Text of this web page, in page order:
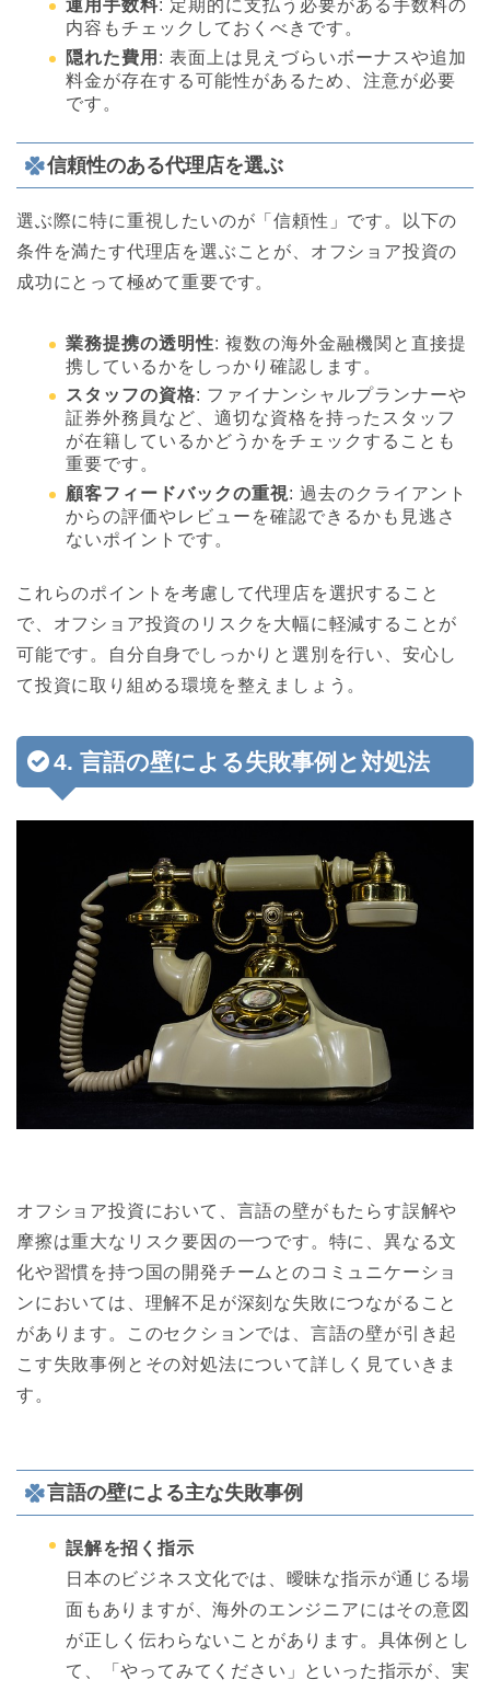
運用手数料: 定期的に支払う必要がある手数料の
内容もチェックしておくべきです。
隠れた費用 : 表面上は見えづらいボーナスや追加
料金が存在する可能性があるため、注意が必要
です。
信頼性のある代理店を選ぶ
選ぶ際に特に重視したいのが「信頼性」です。以下の
条件を満たす代理店を選ぶことが、オフショア投資の
成功にとって極めて重要です。
業務提携の透明性: 複数の海外金融機関と直接提
携しているかをしっかり確認します。
スタッフの資格: ファイナンシャルプランナーや
証券外務員など、適切な資格を持ったスタッフ
が在籍しているかどうかをチェックすることも
重要です。
顧客フィードバックの重視: 過去のクライアント
からの評価やレビューを確認できるかも見逃さ
ないポイントです。
これらのポイントを考慮して代理店を選択すること
で、オフショア投資のリスクを大幅に軽減することが
可能です。自分自身でしっかりと選別を行い、安心し
て投資に取り組める環境を整えましょう。
4. 言語の壁による失敗事例と対処法
オフショア投資において、言語の壁がもたらす誤解や
摩擦は重大なリスク要因の一つです。特に、異なる文
化や習慣を持つ国の開発チームとのコミュニケーショ
ンにおいては、理解不足が深刻な失敗につながること
があります。このセクションでは、言語の壁が引き起
こす失敗事例とその対処法について詳しく見ていきま
す。
言語の壁による主な失敗事例
誤解を招く指示
日本のビジネス文化では、曖昧な指示が通じる場
面もありますが、海外のエンジニアにはその意図
が正しく伝わらないことがあります。具体例とし
て、「やってみてください」といった指示が、実